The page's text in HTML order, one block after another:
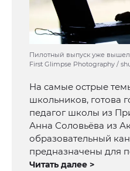
Пилотный выпуск уже вышел
First Glimpse Photography /
На самые острые
школьников, готова
педагог школы из
Анна Соловьёва из
образовательный
предназначены для
Читать далее >